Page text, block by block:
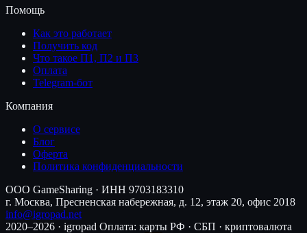
Помощь
Как это работает
Получить код
Что такое П1, П2 и П3
Оплата
Telegram-бот
Компания
О сервисе
Блог
Оферта
Политика конфиденциальности
ООО GameSharing · ИНН 9703183310
г. Москва, Пресненская набережная, д. 12, этаж 20, офис 2018
info@igropad.net
2020–2026 · igropad Оплата: карты РФ · СБП · криптовалюта